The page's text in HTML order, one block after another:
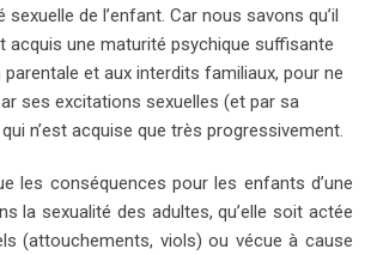
sexuelle de l’enfant. Car nous savons qu’il
acquis une maturité psychique suffisante
parentale et aux interdits familiaux, pour ne
ses excitations sexuelles (et par sa
n’est acquise que très progressivement.
les conséquences pour les enfants d’une
la sexualité des adultes, qu’elle soit actée
(attouchements, viols) ou vécue à cause